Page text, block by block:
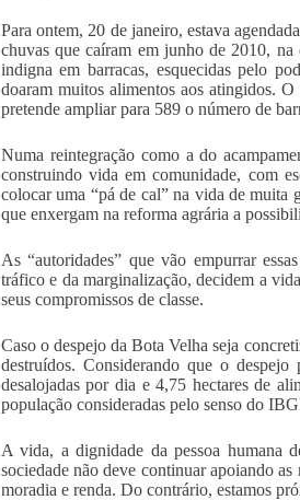
Para ontem, 20 de janeiro, estava
chuvas que caíram em junho de 2010, na
indigna em barracas, esquecidas pelo
doaram muitos alimentos aos atingidos.
pretende ampliar para 589 o número de
Numa reintegração como a do
construindo vida em comunidade, com
colocar uma “pá de cal” na vida de muita
que enxergam na reforma agrária a
As “autoridades” que vão empurrar
tráfico e da marginalização, decidem a
seus compromissos de classe.
Caso o despejo da Bota Velha seja
destruídos. Considerando que o
desalojadas por dia e 4,75 hectares de
população consideradas pelo senso do
A vida, a dignidade da pessoa humana
sociedade não deve continuar apoiando
moradia e renda. Do contrário, estamos